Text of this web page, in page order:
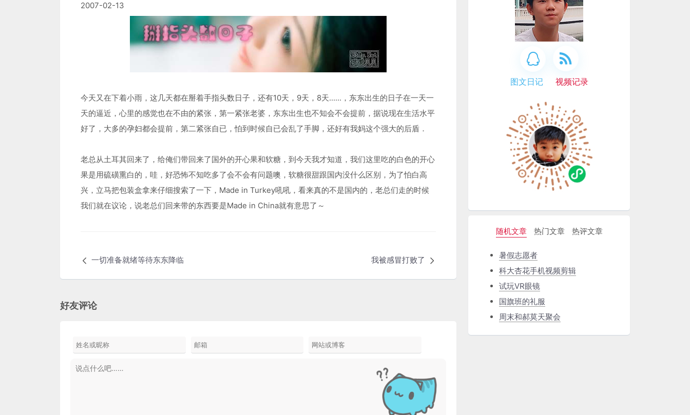
2007-02-13
今天又在下着小雨，这几天都在掰着手指头数日子，还有10天，9天，8天......，东东出生的日子在一天一
天的逼近，心里的感觉也在不由的紧张，第一紧张老婆，东东出生也不知会不会提前，据说现在生活水平
好了，大多的孕妇都会提前，第二紧张自已，怕到时候自已会乱了手脚，还好有我妈这个强大的后盾．
老总从土耳其回来了，给俺们带回来了国外的开心果和软糖，到今天我才知道，我们这里吃的白色的开心
果是用硫磺熏白的，哇，好恐怖不知吃多了会不会有问题噢，软糖很甜跟国内没什么区别，为了怕白高
兴，立马把包装盒拿来仔细搜索了一下，Made in Turkey吼吼，看来真的不是国内的，老总们走的时候
我们就在议论，说老总们回来带的东西要是Made in China就有意思了～
一切准备就绪等待东东降临 我被感冒打败了
好友评论
图文日记 视频记录
随机文章 热门文章 热评文章
暑假志愿者
科大杏花手机视频剪辑
试玩VR眼镜
国旗班的礼服
周末和郝莫天聚会